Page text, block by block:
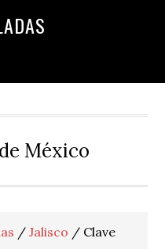
México
/ Jalisco / Clave